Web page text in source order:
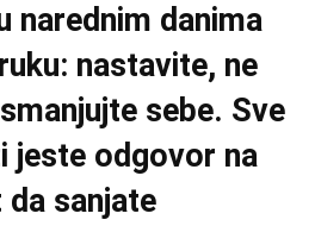
narednim danima
nastavite, ne
sebe. Sve
jeste odgovor na
sanjate